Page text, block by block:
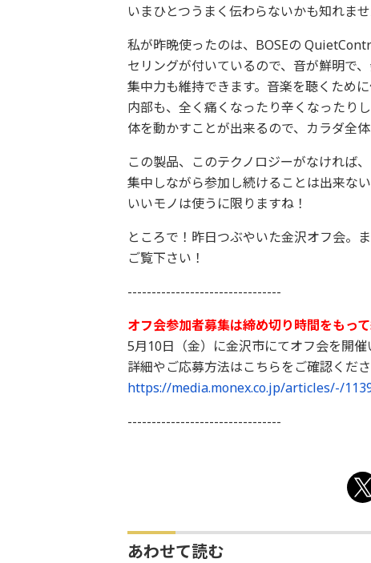
いまひとつうまく伝わらないかも知れませ
私が昨晩使ったのは、BOSEの
セリングが付いているので、音が鮮明で
集中力も維持できます。音楽を聴くため
内部も、全く痛くなったり辛くなったり
体を動かすことが出来るので、カラダ全体
この製品、このテクノロジーがなければ
集中しながら参加し続けることは出来な
いいモノは使うに限りますね！
ところで！昨日つぶやいた金沢オフ会。
ご覧下さい！
--------------------------------
オフ会参加者募集は締め切り時間をもって
5月10日（金）に金沢市にてオフ会を開催
詳細やご応募方法はこちらをご確認くださ
https://media.monex.co.jp/articles/-/
--------------------------------
あわせて読む